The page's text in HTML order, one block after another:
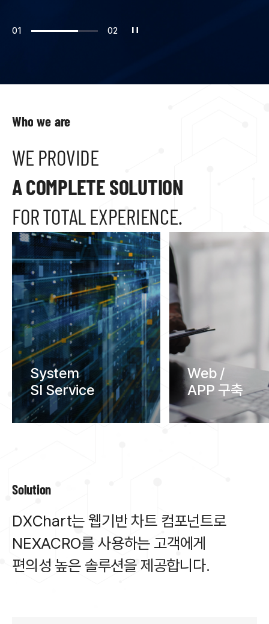
문의하기
01 02
버
Who we are
WE PROVIDE
ACOMPLETESOLUTION
FORTOTALEXPERIENCE.
System
SI Service
Web /
APP 구축
Solution
DXChart는 웹기반 차트 컴포넌트로
NEXACRO를 사용하는 고객에게
편의성 높은 솔루션을 제공합니다.